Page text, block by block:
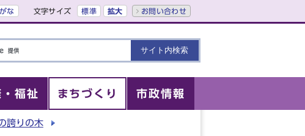
な 文字サイズ 標準 拡大 お問い合わせ
・福祉 まちづくり 市政情報
誇りの木